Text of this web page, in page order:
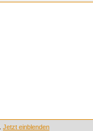
Jetzt einblenden